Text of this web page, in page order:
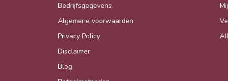
Bedrijfsgegevens
Algemene voorwaarden
Privacy Policy
Disclaimer
Blog